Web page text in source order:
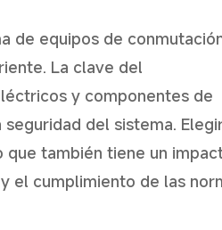
de equipos de
La clave del
y componentes de
del sistema.
que también tiene un
el cumplimiento de las